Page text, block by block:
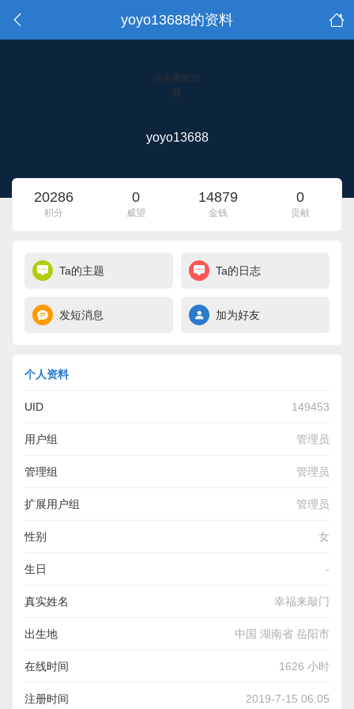
yoyo13688的资料
点击重新加
载
yoyo13688
20286
积分
0
威望
14879
金钱
0
贡献
Ta的主题 Ta的日志
发短消息 加为好友
个人资料
UID 149453
用户组 管理员
管理组 管理员
扩展用户组 管理员
性别 女
生日 -
真实姓名 幸福来敲门
出生地 中国 湖南省 岳阳市
在线时间 1626 小时
注册时间 2019-7-15 06:05